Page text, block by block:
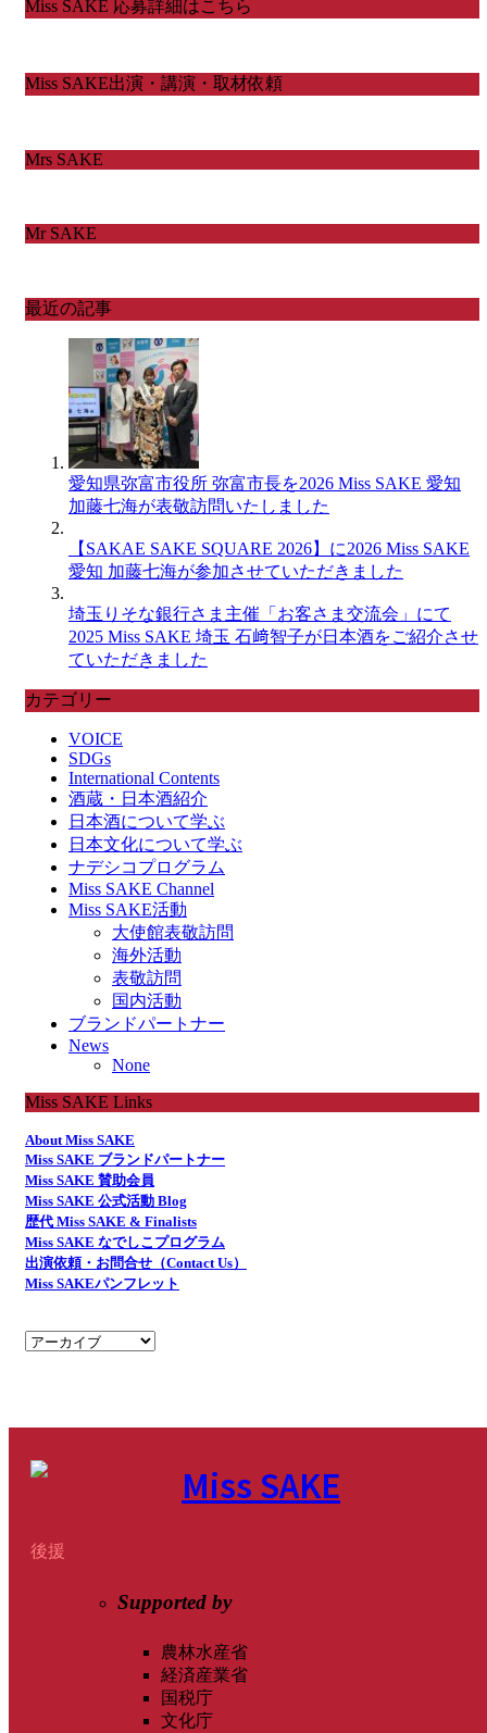
Miss SAKE 応募詳細はこちら
Miss SAKE出演・講演・取材依頼
Mrs SAKE
Mr SAKE
最近の記事
愛知県弥富市役所 弥富市長を2026 Miss SAKE 愛知
加藤七海が表敬訪問いたしました
【SAKAE SAKE SQUARE 2026】に2026 Miss SAKE
愛知 加藤七海が参加させていただきました
埼玉りそな銀行さま主催「お客さま交流会」にて
2025 Miss SAKE 埼玉 石﨑智子が日本酒をご紹介させ
ていただきました
カテゴリー
VOICE
SDGs
International Contents
酒蔵・日本酒紹介
日本酒について学ぶ
日本文化について学ぶ
ナデシコプログラム
Miss SAKE Channel
Miss SAKE活動
大使館表敬訪問
海外活動
表敬訪問
国内活動
ブランドパートナー
News
None
Miss SAKE Links
About Miss SAKE
Miss SAKE ブランドパートナー
Miss SAKE 賛助会員
Miss SAKE 公式活動 Blog
歴代 Miss SAKE & Finalists
Miss SAKE なでしこプログラム
出演依頼・お問合せ（Contact Us）
Miss SAKEパンフレット
後援
Supported by
農林水産省
経済産業省
国税庁
文化庁